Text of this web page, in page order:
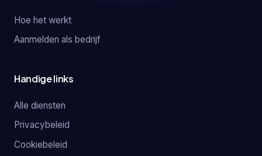
Hoe het werkt
Aanmelden als bedrijf
Handige links
Alle diensten
Privacybeleid
Cookiebeleid